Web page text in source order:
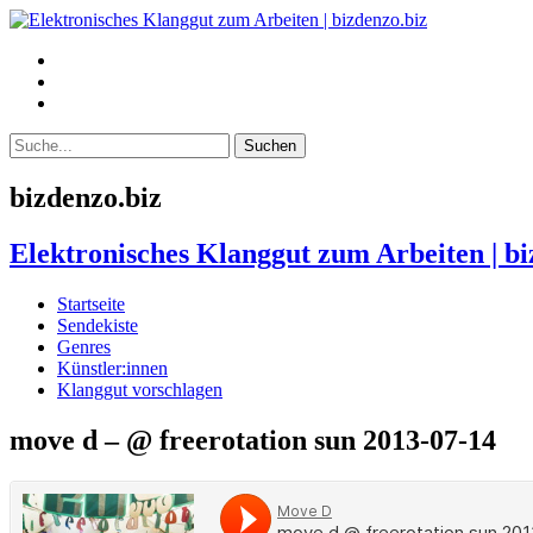
bizdenzo.biz
Elektronisches Klanggut zum Arbeiten |
Startseite
Sendekiste
Genres
Künstler:innen
Klanggut vorschlagen
move d – @ freerotation sun 2013-07-14